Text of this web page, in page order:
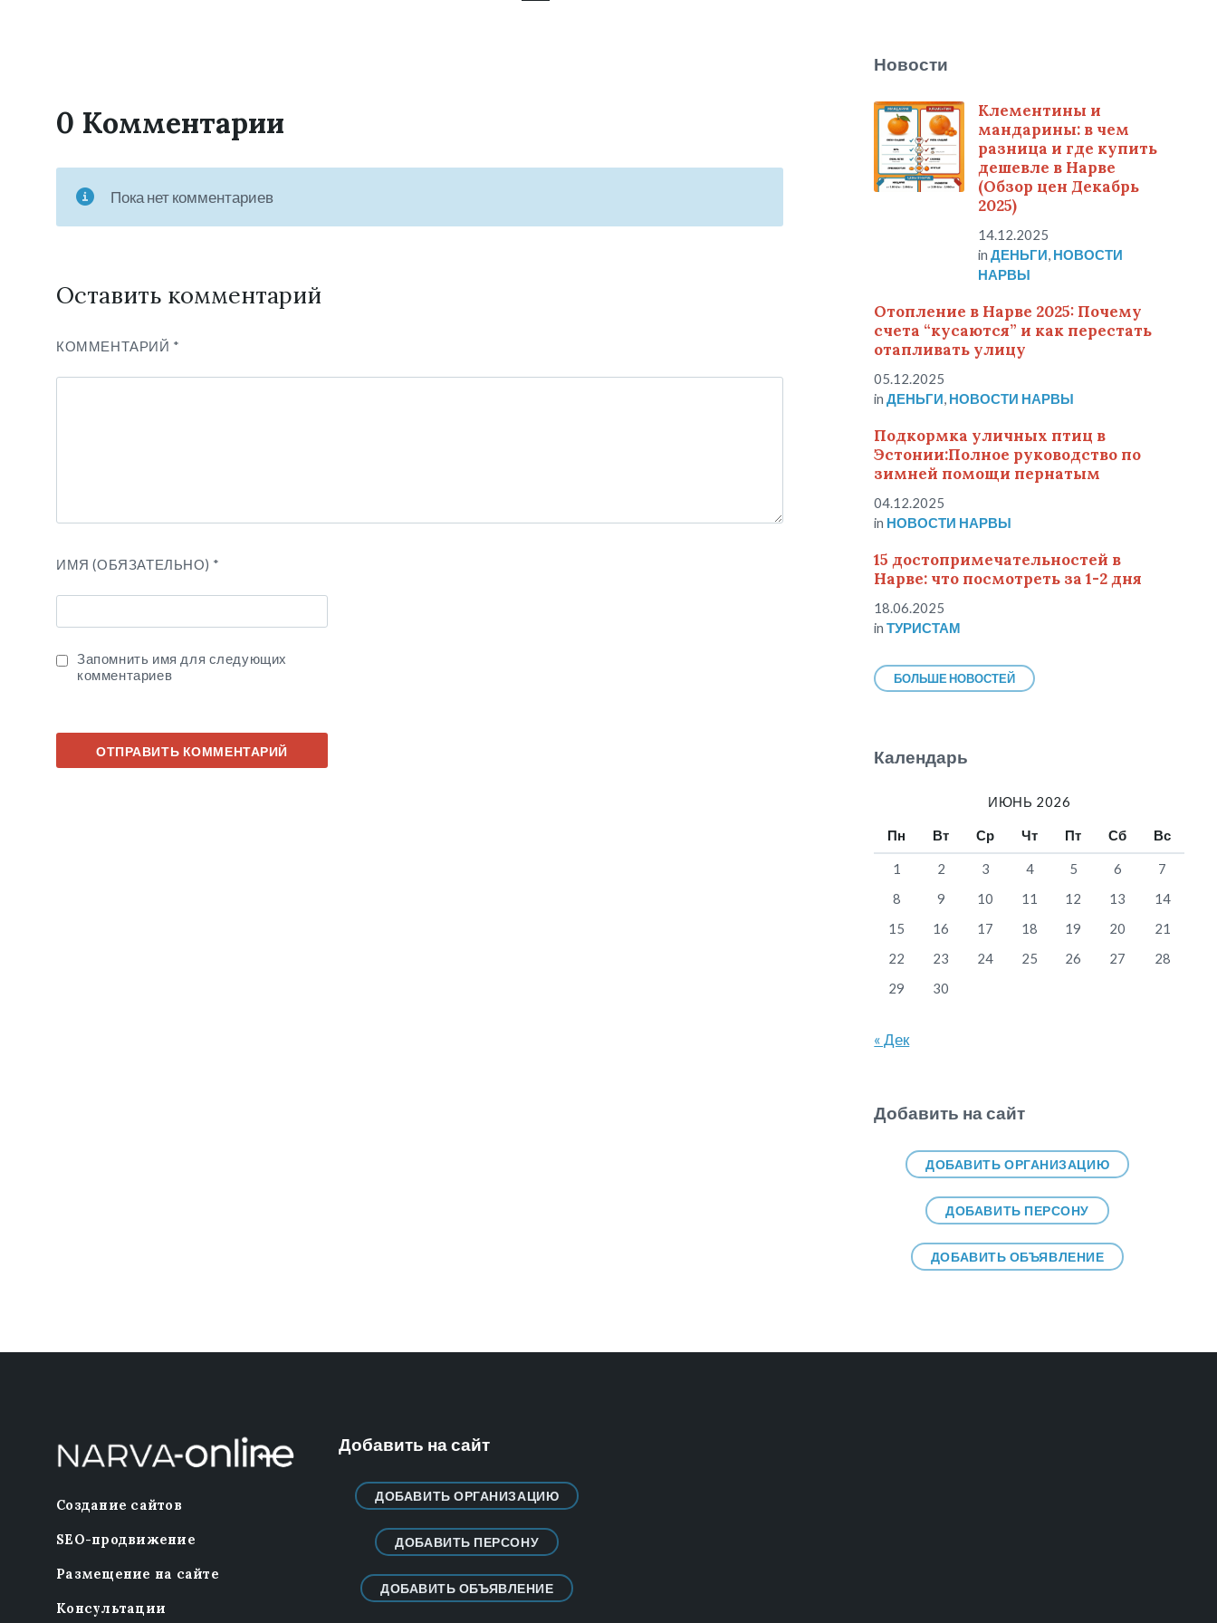
0 Комментарии
Пока нет комментариев
Оставить комментарий
КОММЕНТАРИЙ *
ИМЯ (ОБЯЗАТЕЛЬНО) *
Запомнить имя для следующих
комментариев
Новости
Клементины и
мандарины: в чем
разница и где купить
дешевле в Нарве
(Обзор цен Декабрь
2025)
14.12.2025
inДЕНЬГИ, НОВОСТИ
НАРВЫ
Отопление в Нарве 2025: Почему
счета “кусаются” и как перестать
отапливать улицу
05.12.2025
inДЕНЬГИ, НОВОСТИ НАРВЫ
Подкормка уличных птиц в
Эстонии:Полное руководство по
зимней помощи пернатым
04.12.2025
in НОВОСТИ НАРВЫ
15 достопримечательностей в
Нарве: что посмотреть за 1-2 дня
18.06.2025
inТУРИСТАМ
БОЛЬШЕ НОВОСТЕЙ
Календарь
ИЮНЬ 2026
Пн Вт Ср Чт Пт Сб Вс
1 2 3 4 5 6
7
8
9 10 11 12 13
14
15
16 17 18 19 20
21
22
23 24 25 26 27
28
29
30
« Дек
Добавить на сайт
ДОБАВИТЬ ОРГАНИЗАЦИЮ
ДОБАВИТЬ ПЕРСОНУ
ДОБАВИТЬ ОБЪЯВЛЕНИЕ
Создание сайтов
SEO-продвижение
Размещение на сайте
Консультации
Добавить на сайт
ДОБАВИТЬ ОРГАНИЗАЦИЮ
ДОБАВИТЬ ПЕРСОНУ
ДОБАВИТЬ ОБЪЯВЛЕНИЕ